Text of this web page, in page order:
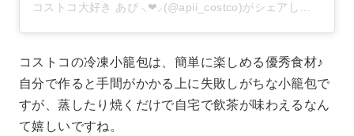
コストコ大好き あぴ ⸜❤︎⸝‍(@apii_costco)がシェアした投稿
コストコの冷凍小籠包は、簡単に楽しめる優秀食材♪
自分で作ると手間がかかる上に失敗しがちな小籠包で
すが、蒸したり焼くだけで自宅で飲茶が味わえるなん
て嬉しいですね。